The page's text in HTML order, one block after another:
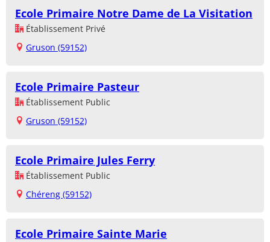
Ecole Primaire Notre Dame de La Visitation
Établissement Privé
Gruson (59152)
Ecole Primaire Pasteur
Établissement Public
Gruson (59152)
Ecole Primaire Jules Ferry
Établissement Public
Chéreng (59152)
Ecole Primaire Sainte Marie